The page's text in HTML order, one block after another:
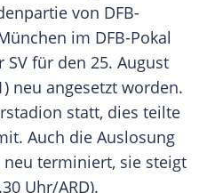
von DFB-
im DFB-Pokal
SV für den 25. August
neu angesetzt worden.
statt, dies teilte
Auch die Auslosung
terminiert, sie steigt
Uhr/ARD).